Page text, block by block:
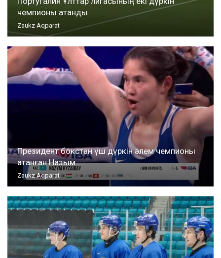
чемпионы атанды
Zaukz Aqparat
Президент бокстан үш дүркін әлем чемпионы
атанған Назым…
Zaukz Aqparat